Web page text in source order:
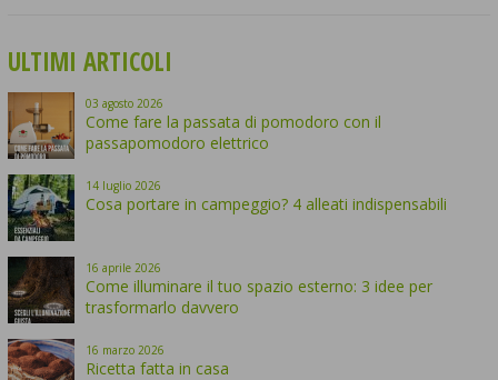
ULTIMI ARTICOLI
03 agosto 2026
Come fare la passata di pomodoro con il
passapomodoro elettrico
14 luglio 2026
Cosa portare in campeggio? 4 alleati indispensabili
16 aprile 2026
Come illuminare il tuo spazio esterno: 3 idee per
trasformarlo davvero
16 marzo 2026
Ricetta fatta in casa